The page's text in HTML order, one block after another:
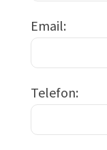
Email
Telefon